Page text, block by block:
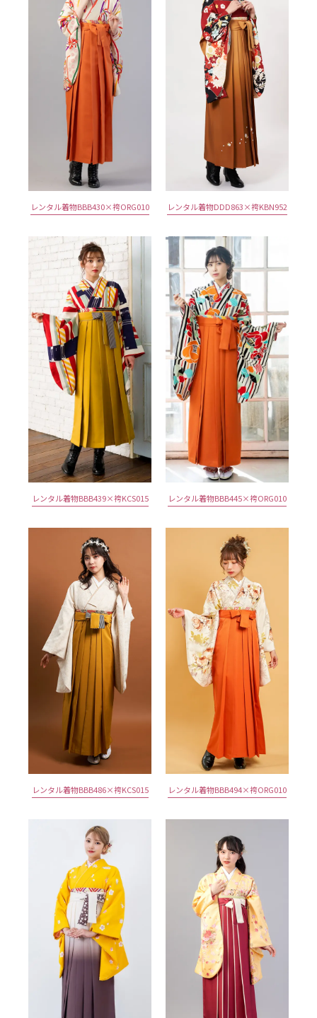
レンタル着物BBB430×袴ORG010 レンタル着物DDD863×袴KBN952
レンタル着物BBB439×袴KCS015 レンタル着物BBB445×袴ORG010
レンタル着物BBB486×袴KCS015 レンタル着物BBB494×袴ORG010